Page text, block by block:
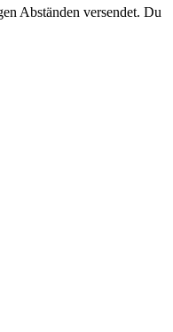
Abständen versendet. Du